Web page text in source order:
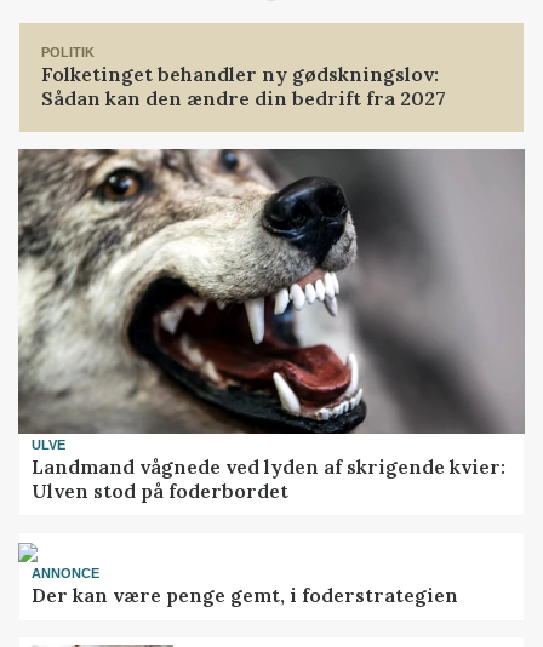
POLITIK
Folketinget behandler ny gødskningslov:
Sådan kan den ændre din bedrift fra 2027
ULVE
Landmand vågnede ved lyden af skrigende kvier:
Ulven stod på foderbordet
ANNONCE
Der kan være penge gemt, i foderstrategien